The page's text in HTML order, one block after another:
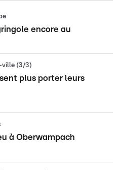
encore au
ville (3/3)
plus porter leurs
à Oberwampach